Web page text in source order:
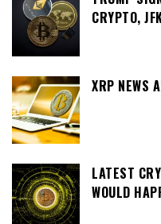
CRYPTO,
XRP NEWS
LATEST
WOULD